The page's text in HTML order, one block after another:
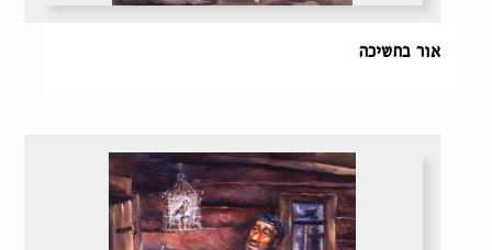
אור בחשיכה